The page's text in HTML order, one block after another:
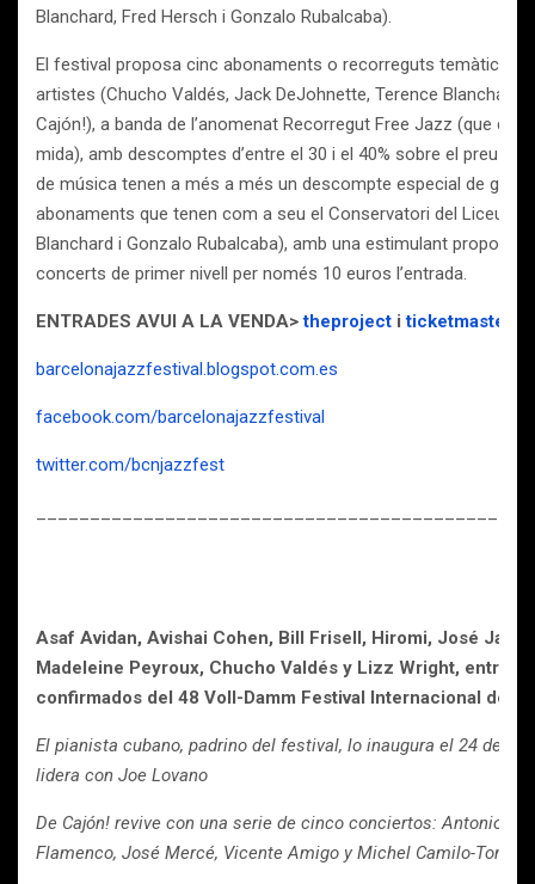
Blanchard, Fred Hersch i Gonzalo Rubalcaba).
El festival proposa cinc abonaments o recorreguts temàtics a
artistes (Chucho Valdés, Jack DeJohnette, Terence Blanchard,
Cajón!), a banda de l’anomenat Recorregut Free Jazz (que
mida), amb descomptes d’entre el 30 i el 40% sobre el preu de
de música tenen a més a més un descompte especial de
abonaments que tenen com a seu el Conservatori del Liceu
Blanchard i Gonzalo Rubalcaba), amb una estimulant proposta
concerts de primer nivell per només 10 euros l’entrada.
ENTRADES AVUI A LA VENDA>theproject iticketmaster
barcelonajazzfestival.blogspot.com.es
facebook.com/barcelonajazzfestival
twitter.com/bcnjazzfest
Asaf Avidan, Avishai Cohen, Bill Frisell, Hiromi, José
Madeleine Peyroux, Chucho Valdés y Lizz Wright, entre
confirmados del 48 Voll-Damm Festival Internacional de
El pianista cubano, padrino del festival, lo inaugura el 24 de
lidera con Joe Lovano
De Cajón! revive con una serie de cinco conciertos: Antonio
Flamenco, José Mercé, Vicente Amigo y Michel Camilo-